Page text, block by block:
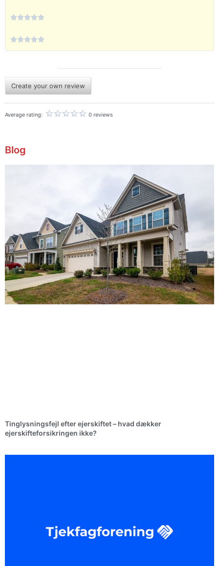


Create your own review
Average rating: 0 reviews
Blog
Tinglysningsfejl efter ejerskiftet – hvad dækker
ejerskifteforsikringen ikke?